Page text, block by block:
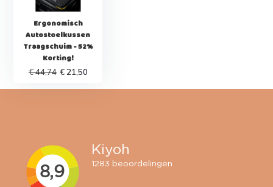
Ergonomisch
Autostoelkussen
Traagschuim - 52%
Korting!
€ 44,74 € 21,50